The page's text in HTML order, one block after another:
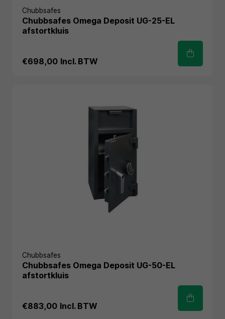
Chubbsafes
Chubbsafes Omega Deposit UG-25-EL
afstortkluis
€698,00 Incl. BTW
Chubbsafes
Chubbsafes Omega Deposit UG-50-EL
afstortkluis
€883,00 Incl. BTW